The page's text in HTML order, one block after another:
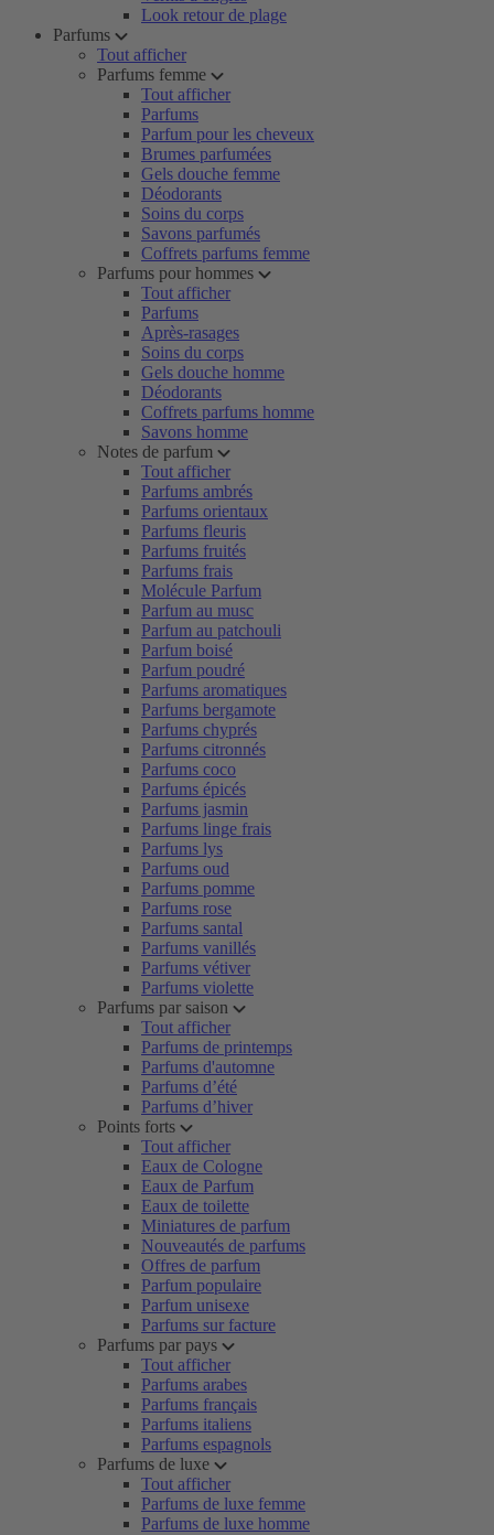
Look retour de plage
Parfums
Tout afficher
Parfums femme
Tout afficher
Parfums
Parfum pour les cheveux
Brumes parfumées
Gels douche femme
Déodorants
Soins du corps
Savons parfumés
Coffrets parfums femme
Parfums pour hommes
Tout afficher
Parfums
Après-rasages
Soins du corps
Gels douche homme
Déodorants
Coffrets parfums homme
Savons homme
Notes de parfum
Tout afficher
Parfums ambrés
Parfums orientaux
Parfums fleuris
Parfums fruités
Parfums frais
Molécule Parfum
Parfum au musc
Parfum au patchouli
Parfum boisé
Parfum poudré
Parfums aromatiques
Parfums bergamote
Parfums chyprés
Parfums citronnés
Parfums coco
Parfums épicés
Parfums jasmin
Parfums linge frais
Parfums lys
Parfums oud
Parfums pomme
Parfums rose
Parfums santal
Parfums vanillés
Parfums vétiver
Parfums violette
Parfums par saison
Tout afficher
Parfums de printemps
Parfums d'automne
Parfums d’été
Parfums d’hiver
Points forts
Tout afficher
Eaux de Cologne
Eaux de Parfum
Eaux de toilette
Miniatures de parfum
Nouveautés de parfums
Offres de parfum
Parfum populaire
Parfum unisexe
Parfums sur facture
Parfums par pays
Tout afficher
Parfums arabes
Parfums français
Parfums italiens
Parfums espagnols
Parfums de luxe
Tout afficher
Parfums de luxe femme
Parfums de luxe homme